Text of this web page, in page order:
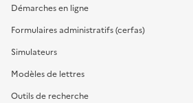
Démarches en ligne
Formulaires administratifs (cerfas)
Simulateurs
Modèles de lettres
Outils de recherche